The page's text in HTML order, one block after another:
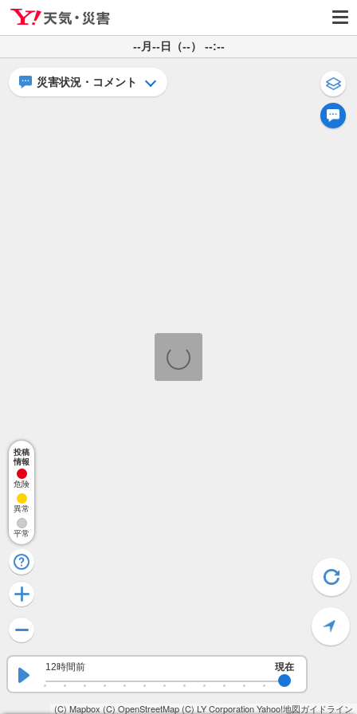
--月--日（--） --:--
(C) Mapbox (C) OpenStreetMap(C) LY CorporationYahoo!地図ガイドライン
災害状況・コメント
12時間前 現在
投稿
情報
危険
異常
平常